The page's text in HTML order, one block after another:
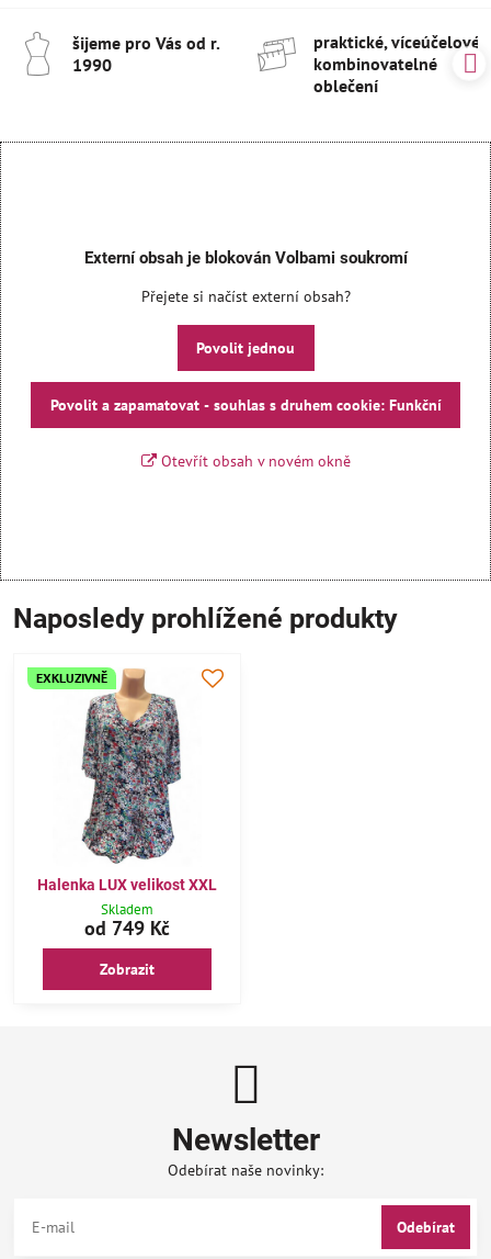
šijeme pro Vás od r​.
1990
praktické, víceúčelové
kombinovatelné
oblečení
Externí obsah je blokován Volbami soukromí
Přejete si načíst externí obsah?
Povolit jednou
Povolit a zapamatovat - souhlas s druhem cookie: Funkční
Otevřít obsah v novém okně
Naposledy prohlížené produkty
EXKLUZIVNĚ
Halenka LUX velikost XXL
Skladem
od 749 Kč
Zobrazit
Newsletter
Odebírat naše novinky:
Odebírat